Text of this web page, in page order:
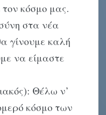
τον κόσμο μας.
στα νέα
γίνουμε καλή
να είμαστε
Θέλω ν’
κόσμο των